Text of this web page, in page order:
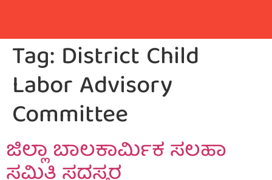
Tag: District Child
Labor Advisory
Committee
ಜಿಲ್ಲಾ ಬಾಲಕಾರ್ಮಿಕ ಸಲಹಾ